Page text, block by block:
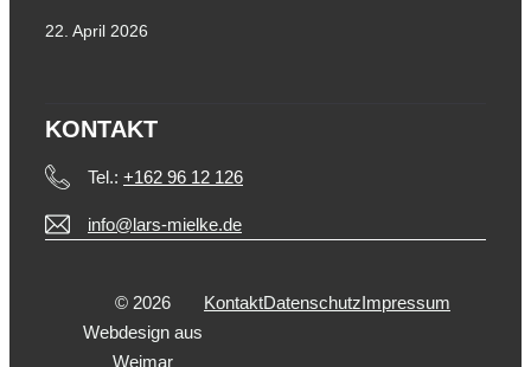
22. April 2026
KONTAKT
Tel.: +162 96 12 126
info@lars-mielke.de
© 2026
Webdesign aus
Weimar
KontaktDatenschutzImpressum